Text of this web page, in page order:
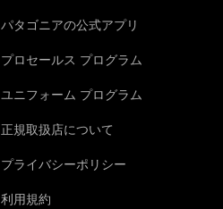
パタゴニアの公式アプリ
プロセールス プログラム
ユニフォーム プログラム
正規取扱店について
プライバシーポリシー
利用規約